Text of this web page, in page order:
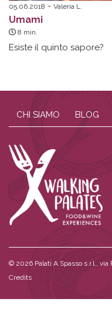
05.06.2018 Valeria L.
Umami
8 min.
Esiste il quinto sapore?
CHI SIAMO BLOG
© 2026 Palati A Spasso s.r.l.,
Credits